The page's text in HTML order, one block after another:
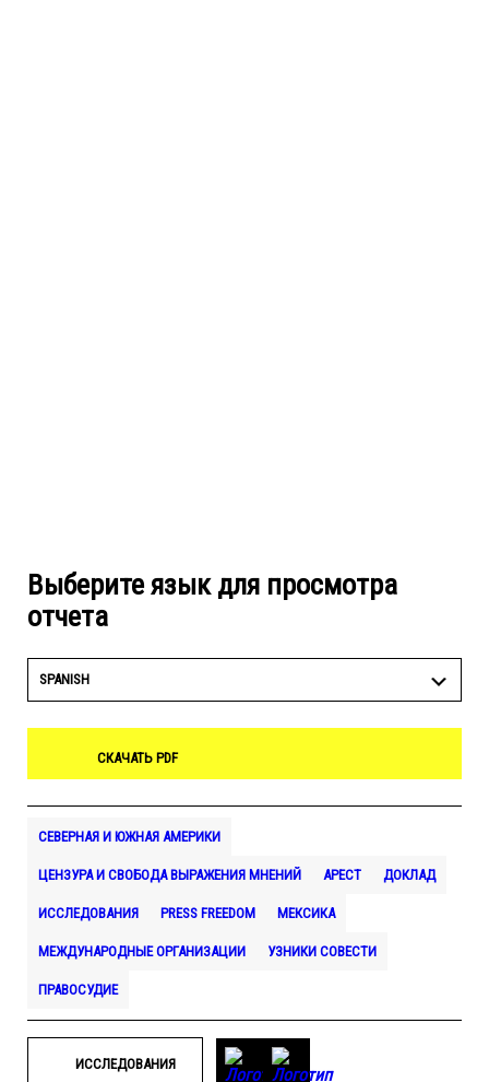
Выберите язык для просмотра
отчета
SPANISH
СКАЧАТЬ PDF
СЕВЕРНАЯ И ЮЖНАЯ АМЕРИКИ
ЦЕНЗУРА И СВОБОДА ВЫРАЖЕНИЯ МНЕНИЙ АРЕСТ ДОКЛАД
ИССЛЕДОВАНИЯ PRESS FREEDOM МЕКСИКА
МЕЖДУНАРОДНЫЕ ОРГАНИЗАЦИИ УЗНИКИ СОВЕСТИ
ПРАВОСУДИЕ
ИССЛЕДОВАНИЯ